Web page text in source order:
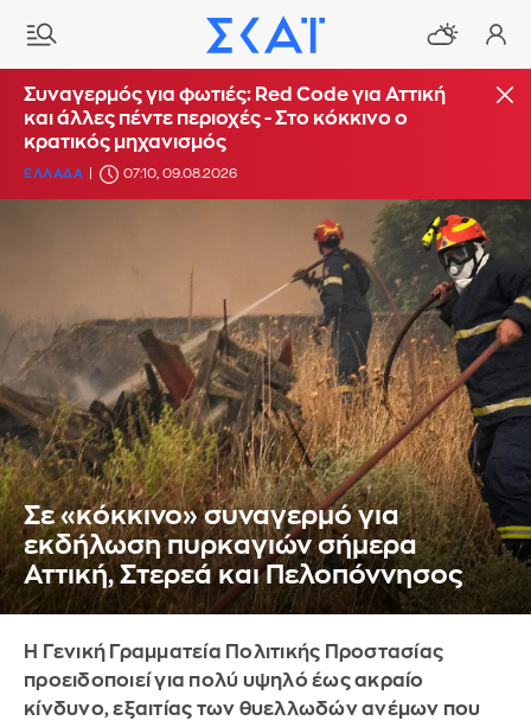
Συναγερμός για φωτιές: Red Code για Αττική
και άλλες πέντε περιοχές - Στο κόκκινο ο
κρατικός μηχανισμός
ΕΛΛΑΔΑ 07:10, 09.08.2026
Σε «κόκκινο» συναγερμό για
εκδήλωση πυρκαγιών σήμερα
Αττική, Στερεά και Πελοπόννησος
Η Γενική Γραμματεία Πολιτικής Προστασίας
προειδοποιεί για πολύ υψηλό έως ακραίο
κίνδυνο, εξαιτίας των θυελλωδών ανέμων που